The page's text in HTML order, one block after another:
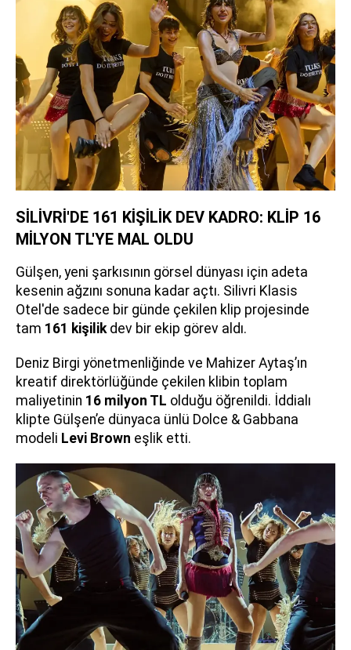
SİLİVRİ'DE 161 KİŞİLİK DEV KADRO: KLİP 16
MİLYON TL'YE MAL OLDU
Gülşen, yeni şarkısının görsel dünyası için adeta
kesenin ağzını sonuna kadar açtı. Silivri Klasis
Otel'de sadece bir günde çekilen klip projesinde
tam 161 kişilikdev bir ekip görev aldı.
Deniz Birgi yönetmenliğinde ve Mahizer Aytaş’ın
kreatif direktörlüğünde çekilen klibin toplam
maliyetinin 16 milyon TL olduğu öğrenildi. İddialı
klipte Gülşen’e dünyaca ünlü Dolce & Gabbana
modeli Levi Brown eşlik etti.